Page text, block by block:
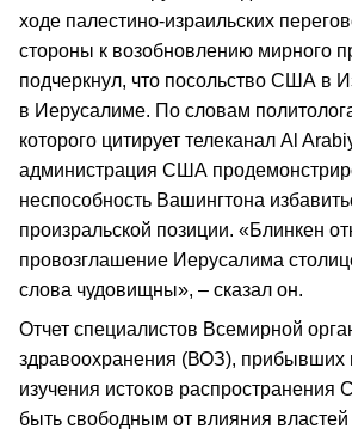
ходе палестино-израильских
стороны к возобновлению мирного
подчеркнул, что посольство США в
в Иерусалиме. По словам
которого цитирует телеканал Al
администрация США
неспособность Вашингтона
произральской позиции. «Блинкен
провозглашение Иерусалима
слова чудовищны», – сказал он.
Отчет специалистов Всемирной
здравоохранения (ВОЗ), прибывших
изучения истоков распространения
быть свободным от влияния